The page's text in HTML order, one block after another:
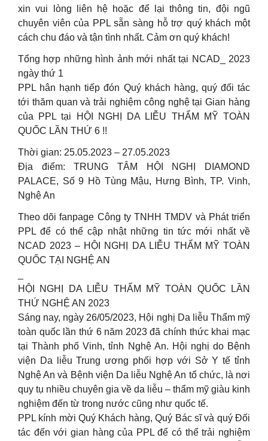
xin vui lòng liên hệ hoặc để lại thông tin, đội ngũ
chuyên viên của PPL sẵn sàng hỗ trợ quý khách một
cách chu đáo và tận tình nhất. Cảm ơn quý khách!
Tổng hợp những hình ảnh mới nhất tại NCAD_ 2023
ngày thứ 1
PPL hân hạnh tiếp đón Quý khách hàng, quý đối tác
tới thăm quan và trải nghiệm công nghệ tại Gian hàng
của PPL tại HỘI NGHỊ DA LIỄU THẨM MỸ TOÀN
QUỐC LẦN THỨ 6 !!
Thời gian: 25.05.2023 – 27.05.2023
Địa điểm: TRUNG TÂM HỘI NGHỊ DIAMOND
PALACE, Số 9 Hồ Tùng Mậu, Hưng Bình, TP. Vinh,
Nghệ An
Theo dõi fanpage Công ty TNHH TMDV và Phát triển
PPL để có thể cập nhật những tin tức mới nhất về
NCAD 2023 – HỘI NGHỊ DA LIỄU THẨM MỸ TOÀN
QUỐC TẠI NGHỆ AN
HỘI NGHỊ DA LIỄU THẨM MỸ TOÀN QUỐC LẦN
THỨ NGHỆ AN 2023
Sáng nay, ngày 26/05/2023, Hội nghị Da liễu Thẩm mỹ
toàn quốc lần thứ 6 năm 2023 đã chính thức khai mạc
tại Thành phố Vinh, tỉnh Nghệ An. Hội nghị do Bệnh
viện Da liễu Trung ương phối hợp với Sở Y tế tỉnh
Nghệ An và Bệnh viện Da liễu Nghệ An tổ chức, là nơi
quy tụ nhiều chuyên gia về da liễu – thẩm mỹ giàu kinh
nghiệm đến từ trong nước cũng như quốc tế.
PPL kính mời Quý Khách hàng, Quý Bác sĩ và quý Đối
tác đến với gian hàng của PPL để có thể trải nghiệm